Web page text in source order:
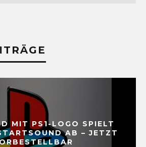
MIT PS1-LOGO SPIELT
AB – JETZT